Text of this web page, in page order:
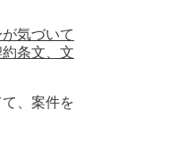
気づいて
約条文、文
、案件を